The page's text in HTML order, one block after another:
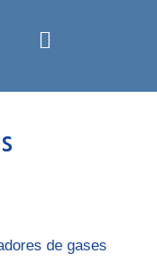
de gases